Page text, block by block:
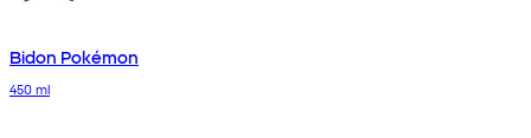
Bidon Pokémon
450 ml